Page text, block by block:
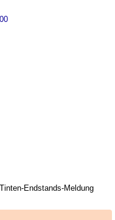
Endstands-Meldung